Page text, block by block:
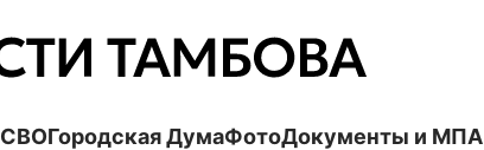
СВОГородская ДумаФотоДокументы и МПА